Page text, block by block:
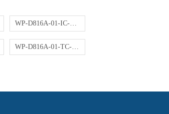
WP-D816A-01-IC-HL控制仪
WP-D816A-01-TC-NN控制仪